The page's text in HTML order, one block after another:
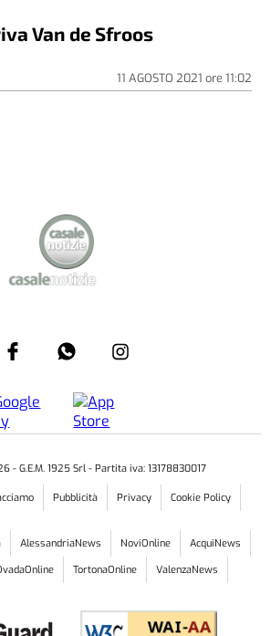
Van de Sfroos
11 AGOSTO 2021 ore 11:02
- G.E.M. 1925 Srl - Partita iva: 13178830017
Pubblicità Privacy Cookie Policy
AlessandriaNews NoviOnline
AcquiNews
TortonaOnline ValenzaNews